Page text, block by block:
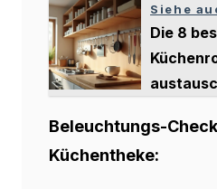
Siehe
Die 8
Beleuchtungs-
Küchentheke: